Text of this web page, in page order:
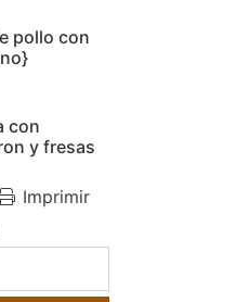
pollo con
con
y fresas
Imprimir